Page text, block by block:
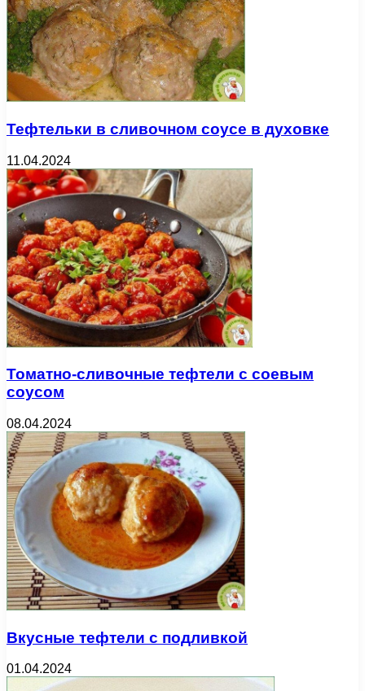
Тефтельки в сливочном соусе в духовке
11.04.2024
Томатно-сливочные тефтели с соевым
соусом
08.04.2024
Вкусные тефтели с подливкой
01.04.2024